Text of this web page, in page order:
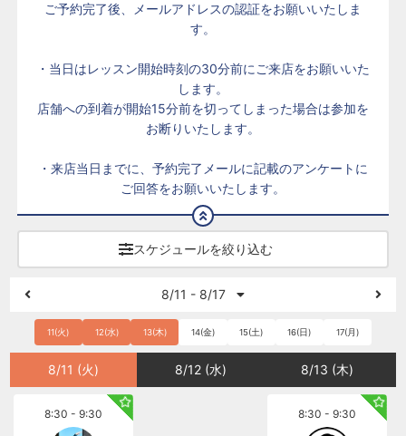
ご予約完了後、メールアドレスの認証をお願いいたしま
す。
・当日はレッスン開始時刻の30分前にご来店をお願いいた
します。
店舗への到着が開始15分前を切ってしまった場合は参加を
お断りいたします。
・来店当日までに、予約完了メールに記載のアンケートに
ご回答をお願いいたします。
スケジュールを絞り込む
8/11 - 8/17
11(火) 12(水) 13(木) 14(金) 15(土) 16(日) 17(月)
8/11 (火) 8/12 (水) 8/13 (木)
8:30 - 9:30 8:30 - 9:30